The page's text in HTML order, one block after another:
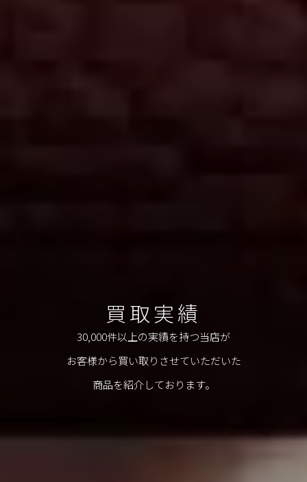
買取実績
30,000件以上の実績を持つ当店が
お客様から買い取りさせていただいた
商品を紹介しております。